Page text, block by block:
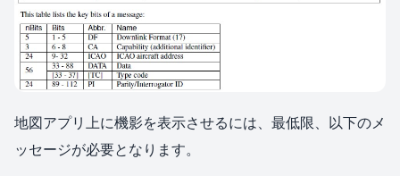
地図アプリ上に機影を表示させるには、最低限、以下のメ
ッセージが必要となります。